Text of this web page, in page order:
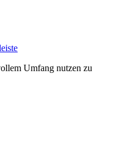
Umfang nutzen zu